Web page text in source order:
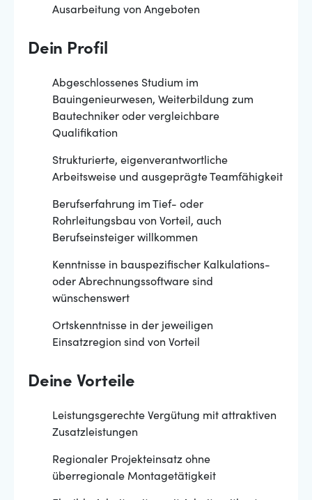
Ausarbeitung von Angeboten
Dein Profil
Abgeschlossenes Studium im
Bauingenieurwesen, Weiterbildung zum
Bautechniker oder vergleichbare
Qualifikation
Strukturierte, eigenverantwortliche
Arbeitsweise und ausgeprägte Teamfähigkeit
Berufserfahrung im Tief- oder
Rohrleitungsbau von Vorteil, auch
Berufseinsteiger willkommen
Kenntnisse in bauspezifischer Kalkulations-
oder Abrechnungssoftware sind
wünschenswert
Ortskenntnisse in der jeweiligen
Einsatzregion sind von Vorteil
Deine Vorteile
Leistungsgerechte Vergütung mit attraktiven
Zusatzleistungen
Regionaler Projekteinsatz ohne
überregionale Montagetätigkeit